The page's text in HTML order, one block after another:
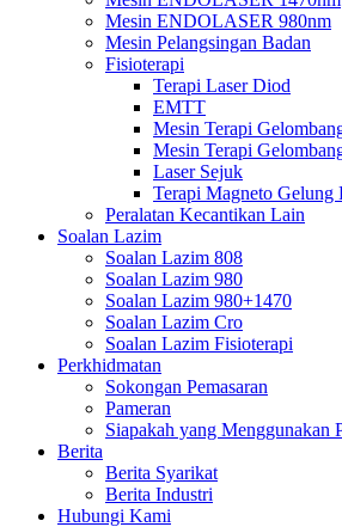
Mesin ENDOLASER 980nm
Mesin Pelangsingan Badan
Fisioterapi
Terapi Laser Diod
EMTT
Mesin Terapi
Mesin Terapi
Laser Sejuk
Terapi Magneto Gelung
Peralatan Kecantikan Lain
Soalan Lazim
Soalan Lazim 808
Soalan Lazim 980
Soalan Lazim 980+1470
Soalan Lazim Cro
Soalan Lazim Fisioterapi
Perkhidmatan
Sokongan Pemasaran
Pameran
Siapakah yang Menggunakan
Berita
Berita Syarikat
Berita Industri
Hubungi Kami